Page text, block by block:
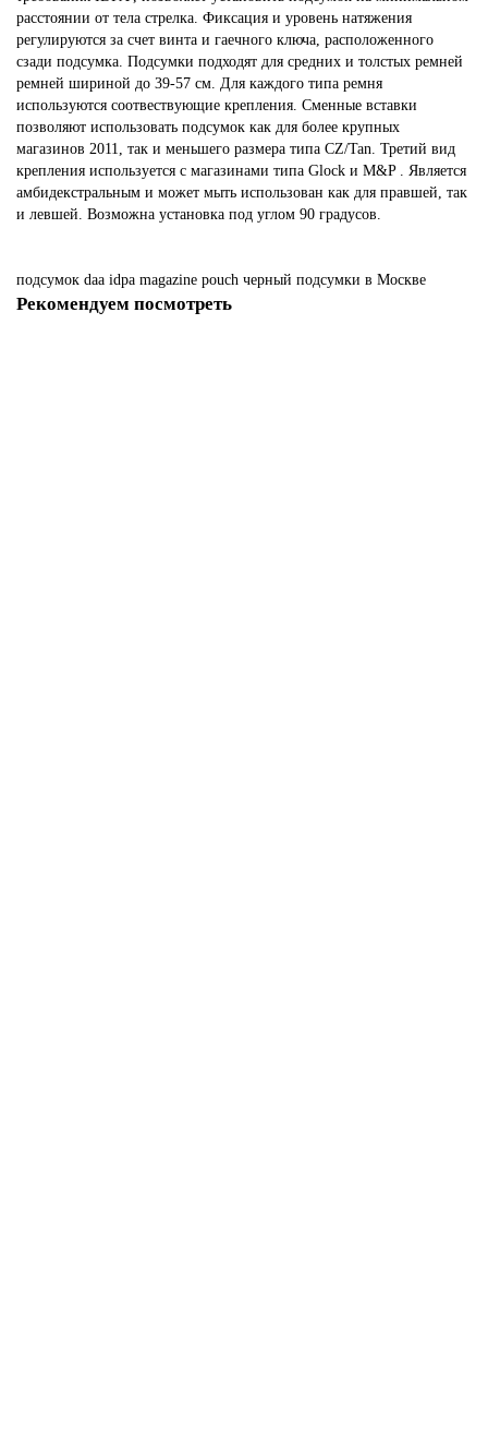
расстоянии от тела стрелка. Фиксация и уровень натяжения
регулируются за счет винта и гаечного ключа, расположенного
сзади подсумка. Подсумки подходят для средних и толстых ремней
ремней шириной до 39-57 см. Для каждого типа ремня
используются соотвествующие крепления. Сменные вставки
позволяют использовать подсумок как для более крупных
магазинов 2011, так и меньшего размера типа CZ/Tan. Третий вид
крепления используется с магазинами типа Glock и M&P . Является
амбидекстральным и может мыть использован как для правшей, так
и левшей. Возможна установка под углом 90 градусов.
подсумок daa idpa magazine pouch черный подсумки в Москве
Рекомендуем посмотреть